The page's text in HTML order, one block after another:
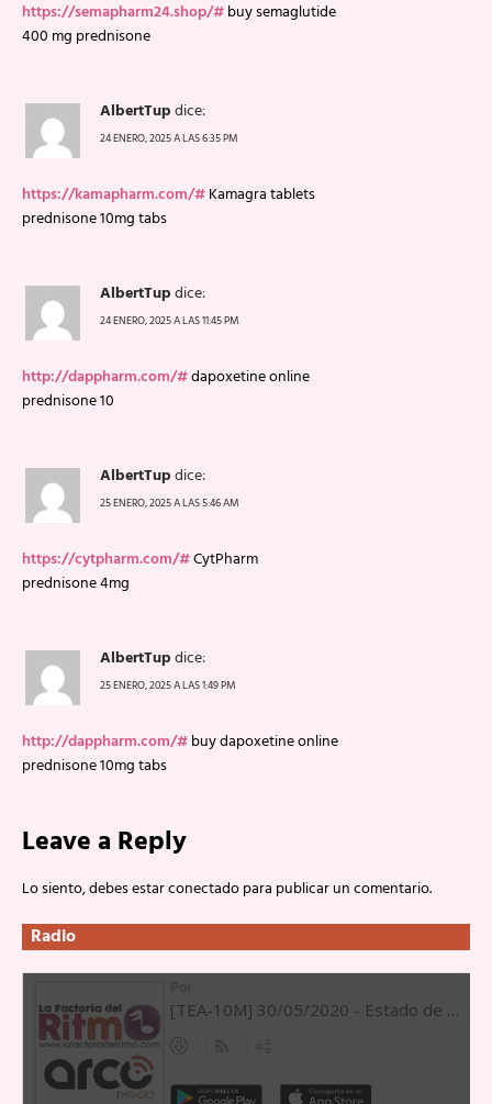
https://semapharm24.shop/#buy semaglutide
400 mg prednisone
AlbertTupdice:
24 ENERO, 2025 A LAS 6:35 PM
https://kamapharm.com/#Kamagra tablets
prednisone 10mg tabs
AlbertTupdice:
24 ENERO, 2025 A LAS 11:45 PM
http://dappharm.com/#dapoxetine online
prednisone 10
AlbertTupdice:
25 ENERO, 2025 A LAS 5:46 AM
https://cytpharm.com/#CytPharm
prednisone 4mg
AlbertTupdice:
25 ENERO, 2025 A LAS 1:49 PM
http://dappharm.com/#buy dapoxetine online
prednisone 10mg tabs
Leave a Reply
Lo siento, debes estarconectadopara publicar un comentario.
Radio